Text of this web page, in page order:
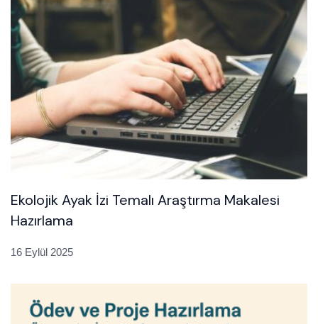
Ekolojik Ayak İzi Temalı Araştırma Makalesi
Hazırlama
16 Eylül 2025